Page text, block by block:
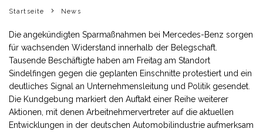
Startseite News
Die angekündigten Sparmaßnahmen bei Mercedes-Benz sorgen
für wachsenden Widerstand innerhalb der Belegschaft.
Tausende Beschäftigte haben am Freitag am Standort
Sindelfingen gegen die geplanten Einschnitte protestiert und ein
deutliches Signal an Unternehmensleitung und Politik gesendet.
Die Kundgebung markiert den Auftakt einer Reihe weiterer
Aktionen, mit denen Arbeitnehmervertreter auf die aktuellen
Entwicklungen in der deutschen Automobilindustrie aufmerksam